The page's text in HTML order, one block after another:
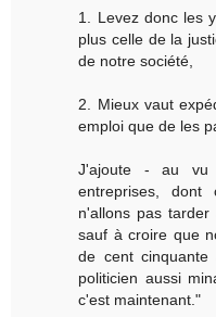
1. Levez donc les
plus celle de la
de notre société,
2. Mieux vaut
emploi que de les
J'ajoute - au
entreprises,
n'allons pas
sauf à croire que
de cent
politicien aussi
c'est maintenant."